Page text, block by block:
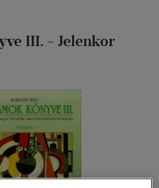
III. - Jelenkor